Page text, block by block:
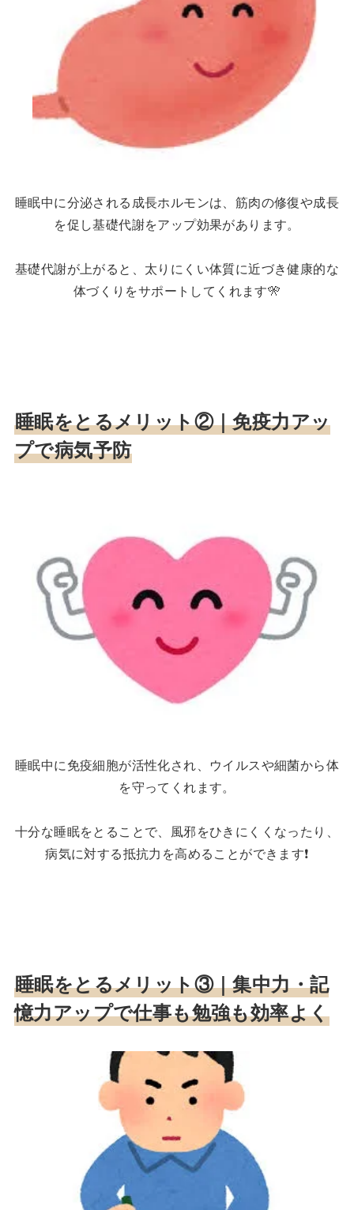
睡眠中に分泌される成長ホルモンは、筋肉の修復や成長
を促し基礎代謝をアップ効果があります。
基礎代謝が上がると、太りにくい体質に近づき健康的な
体づくりをサポートしてくれます🎌
睡眠をとるメリット②｜免疫力アッ
プで病気予防
睡眠中に免疫細胞が活性化され、ウイルスや細菌から体
を守ってくれます。
十分な睡眠をとることで、風邪をひきにくくなったり、
病気に対する抵抗力を高めることができます❗️
睡眠をとるメリット③｜集中力・記
憶力アップで仕事も勉強も効率よく